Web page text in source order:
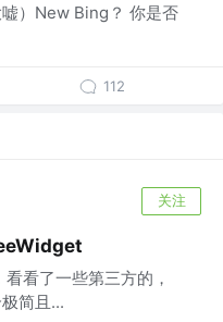
）New Bing？ 你是否
112
关注
看了一些第三方的，
简且...